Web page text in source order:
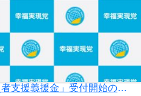
「令和8年熊本地震 災害被災者支援義援金」受付開始のお知らせ